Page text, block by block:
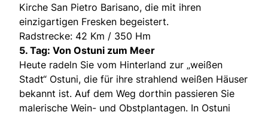
Kirche San Pietro Barisano, die mit ihren
einzigartigen Fresken begeistert.
Radstrecke: 42 Km / 350 Hm
5. Tag: Von Ostuni zum Meer
Heute radeln Sie vom Hinterland zur „weißen
Stadt“ Ostuni, die für ihre strahlend weißen Häuser
bekannt ist. Auf dem Weg dorthin passieren Sie
malerische Wein- und Obstplantagen. In Ostuni